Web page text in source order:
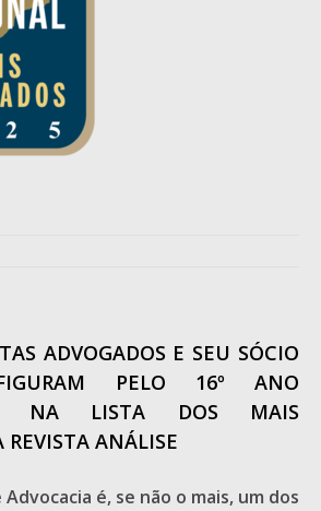
ADVOGADOS E SEU SÓCIO
PELO 16º ANO
NA LISTA DOS MAIS
ANÁLISE
é, se não o mais, um dos